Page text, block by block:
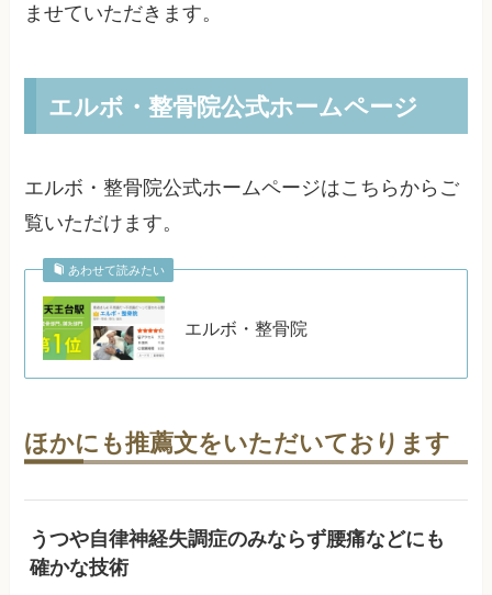
ませていただきます。
エルボ・整骨院公式ホームページ
エルボ・整骨院公式ホームページはこちらからご
覧いただけます。
あわせて読みたい
エルボ・整骨院
ほかにも推薦文をいただいております
うつや自律神経失調症のみならず腰痛などにも
確かな技術